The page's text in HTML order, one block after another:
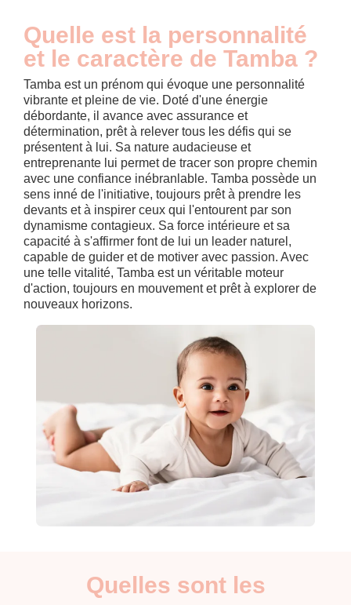
Quelle est la personnalité
et le caractère de Tamba ?
Tamba est un prénom qui évoque une personnalité
vibrante et pleine de vie. Doté d'une énergie
débordante, il avance avec assurance et
détermination, prêt à relever tous les défis qui se
présentent à lui. Sa nature audacieuse et
entreprenante lui permet de tracer son propre chemin
avec une confiance inébranlable. Tamba possède un
sens inné de l'initiative, toujours prêt à prendre les
devants et à inspirer ceux qui l'entourent par son
dynamisme contagieux. Sa force intérieure et sa
capacité à s'affirmer font de lui un leader naturel,
capable de guider et de motiver avec passion. Avec
une telle vitalité, Tamba est un véritable moteur
d'action, toujours en mouvement et prêt à explorer de
nouveaux horizons.
Quelles sont les